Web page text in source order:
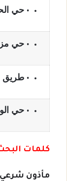
حي
حي
طريق
حي
كلمات
مأذون شرعي